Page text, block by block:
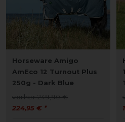
Horseware Amigo
AmEco 12 Turnout Plus
250g - Dark Blue
vorher 249,90 €
224,95 € *